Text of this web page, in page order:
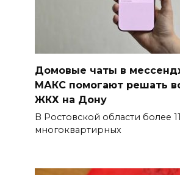
Домовые чаты в
МАКС помогают решать
ЖКХ на Дону
В Ростовской области более
многоквартирных